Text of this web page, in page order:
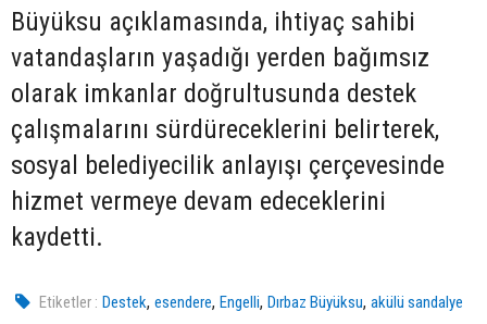
Büyüksu açıklamasında, ihtiyaç sahibi
vatandaşların yaşadığı yerden bağımsız
olarak imkanlar doğrultusunda destek
çalışmalarını sürdüreceklerini belirterek,
sosyal belediyecilik anlayışı çerçevesinde
hizmet vermeye devam edeceklerini
kaydetti.
Etiketler : Destek,esendere,Engelli,Dırbaz Büyüksu,akülü sandalye